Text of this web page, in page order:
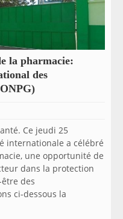
la pharmacie:
des
Ce jeudi 25
internationale a célébré
une opportunité de
dans la protection
des
ci-dessous la